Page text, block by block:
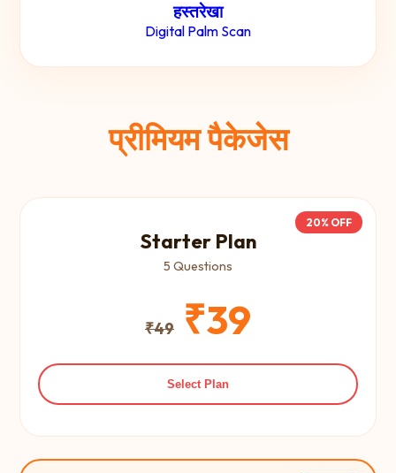
हस्तरेखा
Digital Palm Scan
प्रीमियम पैकेजेस
20% OFF
Starter Plan
5 Questions
₹49 ₹39
Select Plan